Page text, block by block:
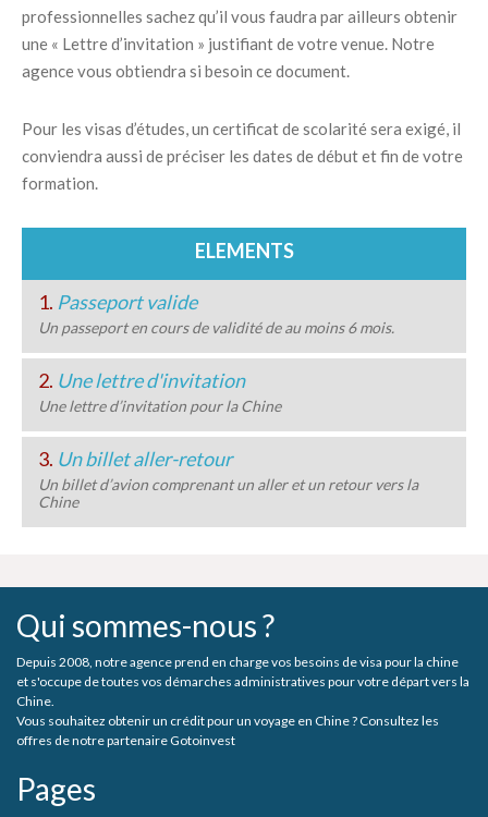
professionnelles sachez qu’il vous faudra par ailleurs obtenir
une « Lettre d’invitation » justifiant de votre venue. Notre
agence vous obtiendra si besoin ce document.
Pour les visas d’études, un certificat de scolarité sera exigé, il
conviendra aussi de préciser les dates de début et fin de votre
formation.
ELEMENTS
1. Passeport valide
Un passeport en cours de validité de au moins 6 mois.
2. Une lettre d'invitation
Une lettre d’invitation pour la Chine
3. Un billet aller-retour
Un billet d’avion comprenant un aller et un retour vers la
Chine
Qui sommes-nous ?
Depuis 2008, notre agence prend en charge vos besoins de visa pour la chine
et s'occupe de toutes vos démarches administratives pour votre départ vers la
Chine.
Vous souhaitez obtenir un crédit pour un voyage en Chine ? Consultez les
offres de notre partenaire Gotoinvest
Pages